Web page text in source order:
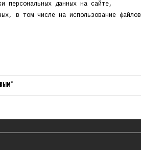
персональных данныхна сайте,
, в том числе на использование файлов